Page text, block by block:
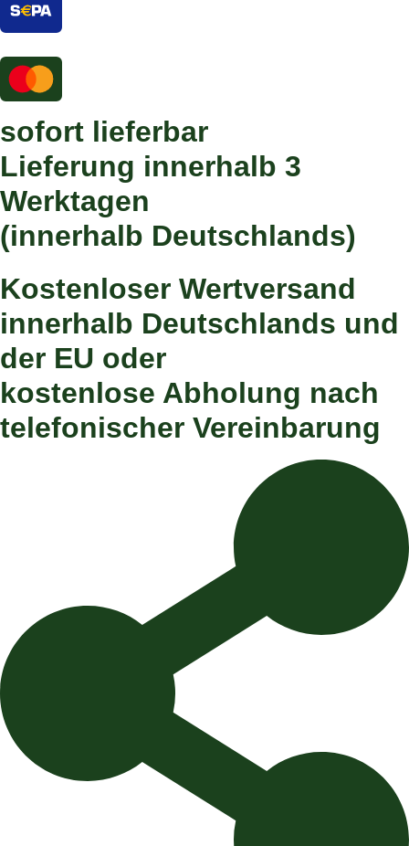
sofort lieferbar
Lieferung innerhalb 3
Werktagen
(innerhalb Deutschlands)
Kostenloser Wertversand
innerhalb Deutschlands und
der EU oder
kostenlose Abholung nach
telefonischer Vereinbarung